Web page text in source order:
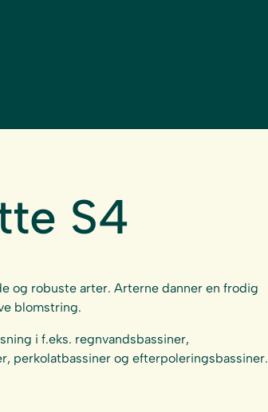
S4
og robuste arter. Arterne danner en frodig
blomstring.
i f.eks. regnvandsbassiner,
perkolatbassiner og efterpoleringsbassiner.